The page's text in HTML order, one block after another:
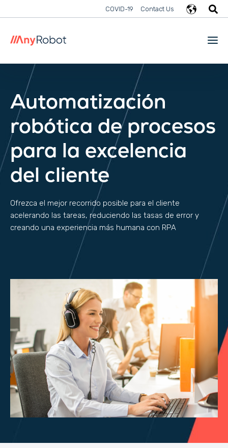
COVID-19 Contact Us
Automatización
robótica de procesos
para la excelencia
del cliente
Ofrezca el mejor recorrido posible para el cliente
acelerando las tareas, reduciendo las tasas de error y
creando una experiencia más humana con RPA